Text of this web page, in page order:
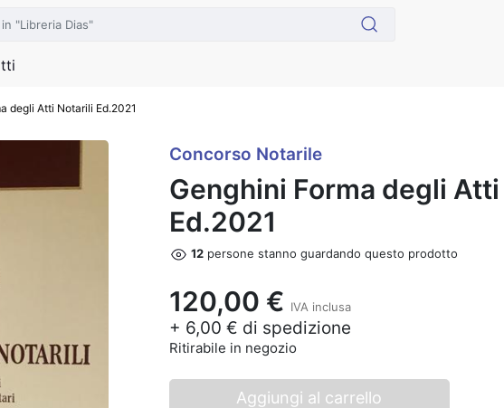
degli Atti Notarili Ed.2021
Concorso Notarile
Genghini Forma degli
Ed.2021
12 persone stanno guardando questo prodotto
120,00 € IVA inclusa
+ 6,00 € di spedizione
Ritirabile in negozio
Aggiungi al carrello